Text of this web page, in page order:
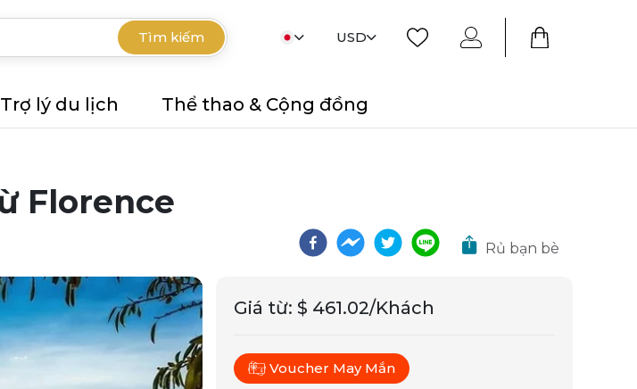
Tìm kiếm USD
Trợ lý du lịch Thể thao & Cộng đồng
Florence
Rủ bạn bè
Giá từ: $ 461.02/Khách
Voucher May Mắn